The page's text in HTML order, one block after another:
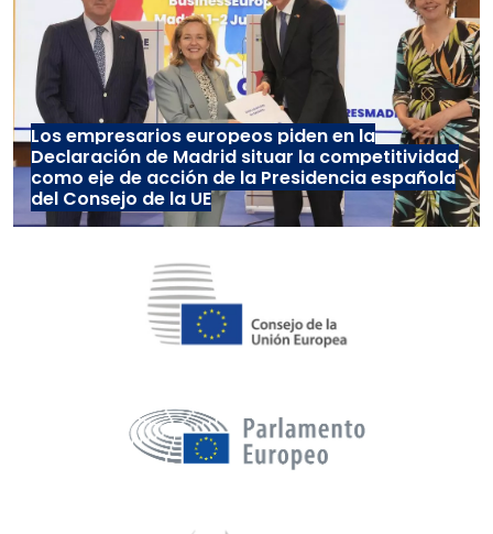
Los empresarios europeos piden en la
Declaración de Madrid situar la competitividad
como eje de acción de la Presidencia española
del Consejo de la UE